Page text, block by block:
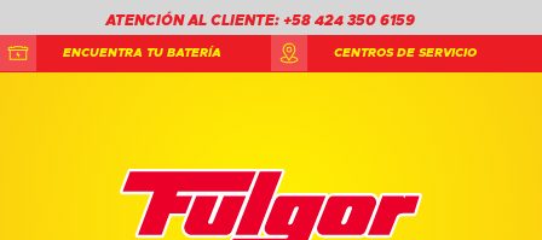
ATENCIÓN AL CLIENTE: +58 424 350 6159
ENCUENTRA TU BATERÍA CENTROS DE SERVICIO